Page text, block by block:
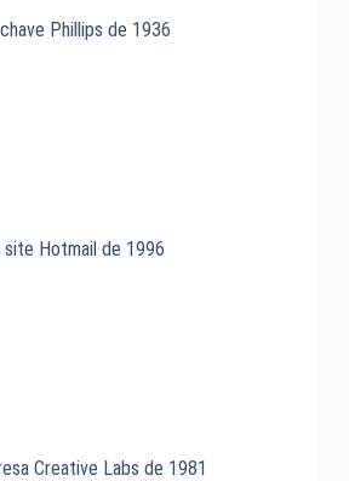
Phillips de 1936
site Hotmail de 1996
Creative Labs de 1981